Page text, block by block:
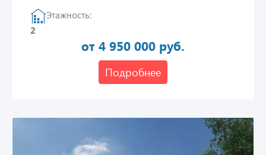
Этажность:
2
от 4 950 000 руб.
Подробнее